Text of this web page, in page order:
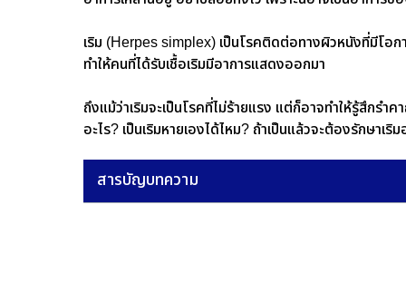
เริม (Herpes simplex) เป็นโรคติดต่อทางผิวหนังที่มีโอ
ทำให้คนที่ได้รับเชื้อเริมมีอาการแสดงออกมา
ถึงแม้ว่าเริมจะเป็นโรคที่ไม่ร้ายแรง แต่ก็อาจทำให้รู้สึกร
อะไร? เป็นเริมหายเองได้ไหม? ถ้าเป็นแล้วจะต้องรักษาเริ
สารบัญบทความ